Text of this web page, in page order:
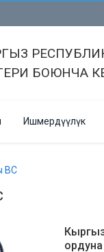
БОЮНЧА
Ишмердүүлүк
ВС